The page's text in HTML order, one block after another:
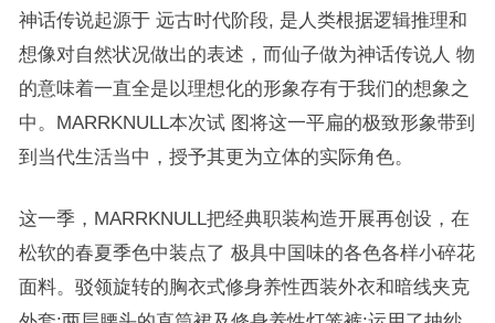
神话传说起源于 远古时代阶段, 是⼈类根据逻辑推理和
想像对⾃然状况做出的表述，⽽仙⼦做为神话传说⼈ 物
的意味着⼀直全是以理想化的形象存有于我们的想象之
中。MARRKNULL本次试 图将这一平扁的极致形象带到
到当代⽣活当中，授予其更为⽴体的实际⻆色。
这⼀季，MARRKNULL把经典职装构造开展再创设，在
松软的春夏季⾊中装点了 极具中国味的各色各样小碎花
⾯料。驳领旋转的胸⾐式修身养性⻄装外衣和暗线夹克